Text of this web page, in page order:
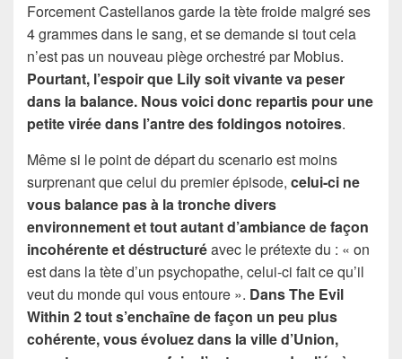
Forcement Castellanos garde la tète froide malgré ses
4 grammes dans le sang, et se demande si tout cela
n’est pas un nouveau piège orchestré par Mobius.
Pourtant, l’espoir que Lily soit vivante va peser
dans la balance. Nous voici donc repartis pour une
petite virée dans l’antre des foldingos notoires.
Même si le point de départ du scenario est moins
surprenant que celui du premier épisode, celui-ci ne
vous balance pas à la tronche divers
environnement et tout autant d’ambiance de façon
incohérente et déstructuréavec le prétexte du : « on
est dans la tète d’un psychopathe, celui-ci fait ce qu’il
veut du monde qui vous entoure ». Dans The Evil
Within 2 tout s’enchaîne de façon un peu plus
cohérente, vous évoluez dans la ville d’Union,